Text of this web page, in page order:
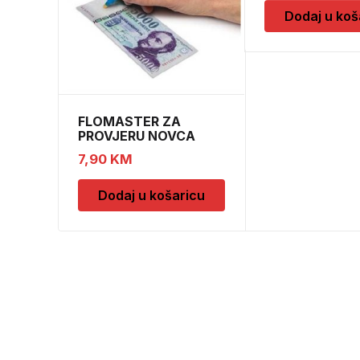
FLOMASTER ZA
PROVJERU NOVCA
SAFESCAN 30
7,90 KM
Dodaj u košaricu
Dodaj u